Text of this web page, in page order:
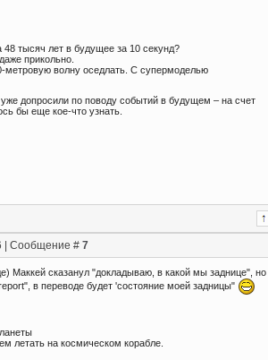
тысяч лет в будущее за 10 секунд?
прикольно.
волну оседлать. С супермоделью
допросили по поводу событий в будущем – на счет
бы еще кое-что узнать.
| Сообщение # 7
Маккей сказанул "докладываю, в какой мы заднице", но
в переводе будет 'состояние моей задницы"
летать на космическом корабле.